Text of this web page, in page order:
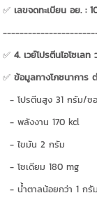
✅เลขจดทะเบียน อย. :
✅ 4. เวย์โปรตีนไอโซเล
✅ข้อมูลทางโภชนากา
- โปรตีนสูง 31 กรัม/ซ
- พลังงาน 170 kcl
- ไขมัน 2 กรัม
- โซเดียม 180 mg
- น้ำตาลน้อยกว่า 1 กรัม